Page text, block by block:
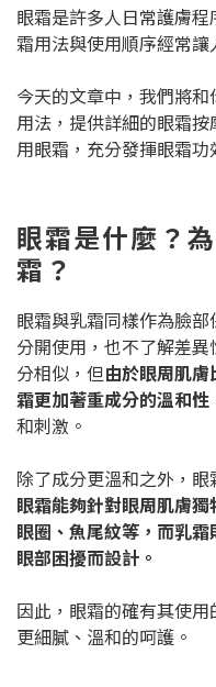
眼霜是許多人日常護膚
霜用法與使用順序經常
今天的文章中，我們將
用法，提供詳細的眼霜
用眼霜，充分發揮眼霜功
眼霜是什麼？
霜？
眼霜與乳霜同樣作為臉
分開使用，也不了解差
分相似，但由於眼周肌
霜更加著重成分的溫和性
和刺激。
除了成分更溫和之外，眼
眼霜能夠針對眼周肌膚
眼圈、魚尾紋等，而乳
眼部困擾而設計。
因此，眼霜的確有其使
更細膩、溫和的呵護。